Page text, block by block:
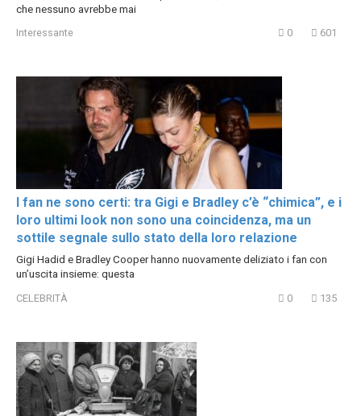
che nessuno avrebbe mai
Interessante 0 601
I fan ne sono certi: tra Gigi e Bradley c’è “chimica”, e i
loro ultimi look non sono una coincidenza, ma un
sottile segnale sullo stato della loro relazione
Gigi Hadid e Bradley Cooper hanno nuovamente deliziato i fan con
un’uscita insieme: questa
CELEBRITÀ 0 135